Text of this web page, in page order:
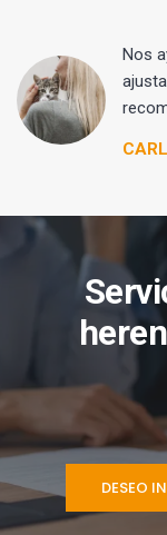
Nos
DESEO